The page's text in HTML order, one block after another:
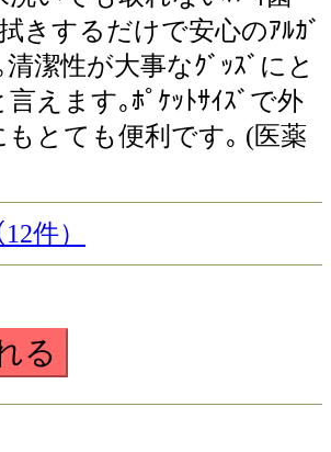
きするだけで安心のｱﾙｶﾞ
潔性が大事なｸﾞｯｽﾞにと
えます｡ﾎﾟｹｯﾄｻｲｽﾞで外
もとても便利です｡ (医薬
件）